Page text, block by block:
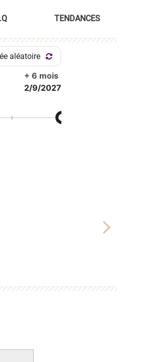
TENDANCES
aléatoire
+ 6 mois
2/9/2027
Next